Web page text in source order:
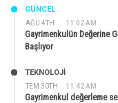
AĞU 4TH 11:02 AM
GÜNCEL
Gayrimenkulün Değerine
Başlıyor
TEM 30TH 11:42 AM
TEKNOLOJİ
Gayrimenkul değerleme